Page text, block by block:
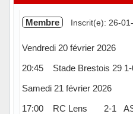
Membre Inscrit(e): 26-
Vendredi 20 février 2026
20:45 Stade Brestois 29
Samedi 21 février 2026
17:00 RC Lens 2-1 AS